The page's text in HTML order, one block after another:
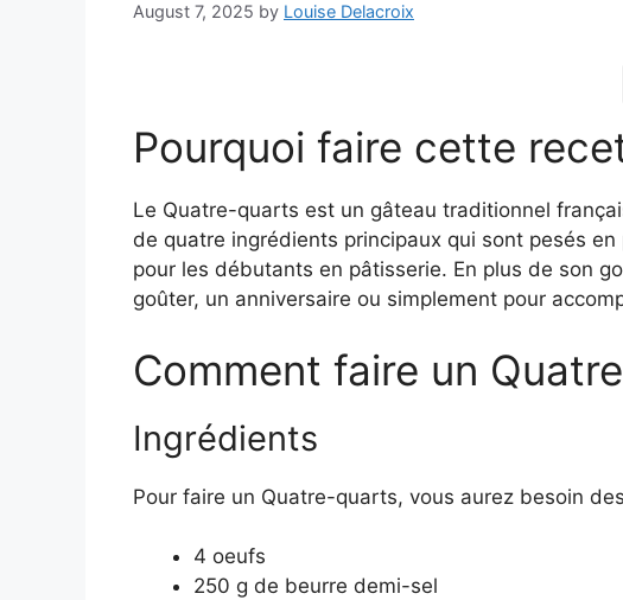
August 7, 2025 by Louise Delacroix
Pourquoi faire cette
Le Quatre-quarts est un gâteau traditionnel
de quatre ingrédients principaux qui sont pesés
pour les débutants en pâtisserie. En plus de son
goûter, un anniversaire ou simplement pour
Comment faire un
Ingrédients
Pour faire un Quatre-quarts, vous aurez besoin
4 oeufs
250 g de beurre demi-sel